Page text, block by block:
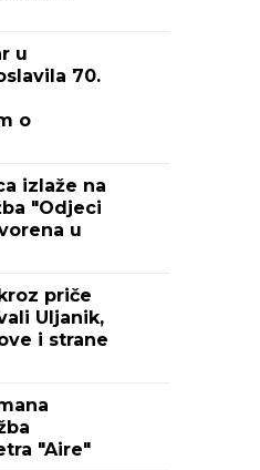
u
70.
o
izlaže na
"Odjeci
u
priče
Uljanik,
i strane
"Aire"